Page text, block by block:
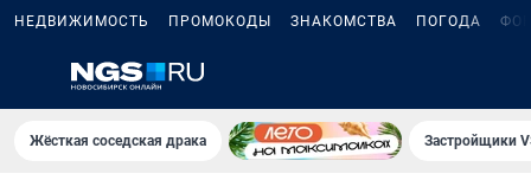
НЕДВИЖИМОСТЬ ПРОМОКОДЫ ЗНАКОМСТВА ПОГОДА
Жёсткая соседская драка Застройщики